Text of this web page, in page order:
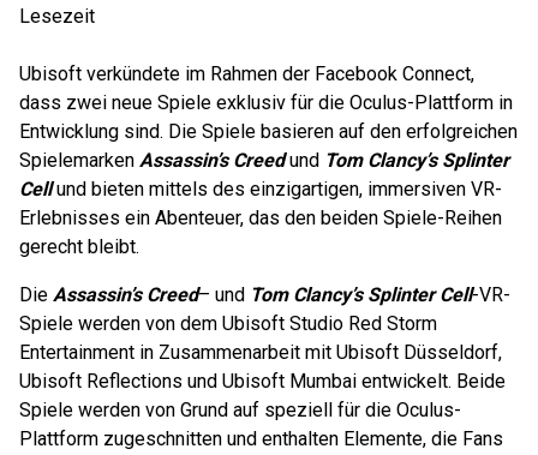
Lesezeit
Ubisoft verkündete im Rahmen der Facebook Connect,
dass zwei neue Spiele exklusiv für die Oculus-Plattform in
Entwicklung sind. Die Spiele basieren auf den erfolgreichen
Spielemarken Assassin’s Creedund Tom Clancy’s Splinter
Cellund bieten mittels des einzigartigen, immersiven VR-
Erlebnisses ein Abenteuer, das den beiden Spiele-Reihen
gerecht bleibt.
Die Assassin’s Creed– und Tom Clancy’s Splinter Cell-VR-
Spiele werden von dem Ubisoft Studio Red Storm
Entertainment in Zusammenarbeit mit Ubisoft Düsseldorf,
Ubisoft Reflections und Ubisoft Mumbai entwickelt. Beide
Spiele werden von Grund auf speziell für die Oculus-
Plattform zugeschnitten und enthalten Elemente, die Fans